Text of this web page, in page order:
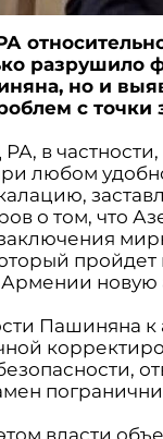
но и
с точки
в частности,
любом
о том, что
пройдет
Армении новую
Пашиняна
власти